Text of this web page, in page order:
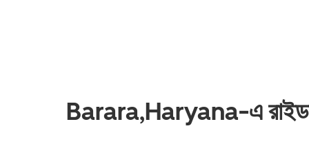
Barara,Haryana-এ